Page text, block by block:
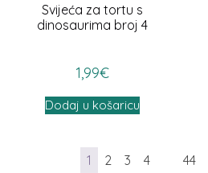
Svijeća za tortu s
dinosaurima broj 4
1,99€
Dodaj u košaricu
1 2 3 4 44